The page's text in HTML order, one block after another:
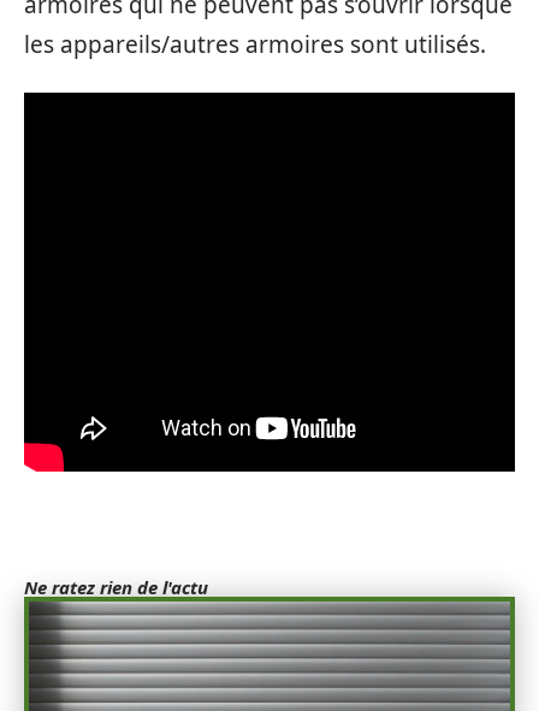
les appareils/autres armoires sont utilisés.
Ne ratez rien de l'actu